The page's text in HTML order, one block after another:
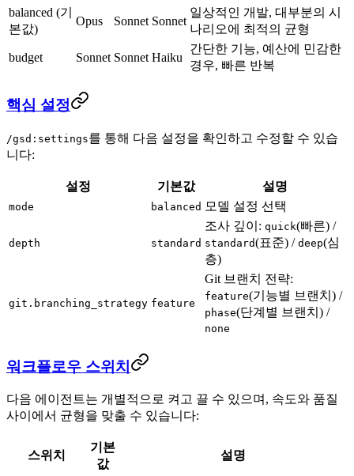
balanced (기
본값)
Opus Sonnet Sonnet
일상적인 개발, 대부분의 시
나리오에 최적의 균형
budget Sonnet Sonnet Haiku
간단한 기능, 예산에 민감한
경우, 빠른 반복
핵심 설정
/gsd:settings를 통해 다음 설정을 확인하고 수정할 수 있습
니다:
설정 기본값 설명
mode balanced 모델 설정 선택
depth standard
조사 깊이: quick(빠른) /
standard(표준) / deep(심
층)
git.branching_strategy feature
Git 브랜치 전략:
feature(기능별 브랜치) /
phase(단계별 브랜치) /
none
워크플로우 스위치
다음 에이전트는 개별적으로 켜고 끌 수 있으며, 속도와 품질
사이에서 균형을 맞출 수 있습니다:
스위치
기본
값
설명